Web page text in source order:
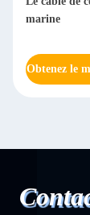
marine
Obtenez le